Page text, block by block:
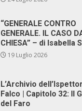
“GENERALE CONTRO
GENERALE. IL CASO
CHIESA” – di Isabella
19 Luglio 2026
L’Archivio
Falco | Capitolo 32: Il
del Faro